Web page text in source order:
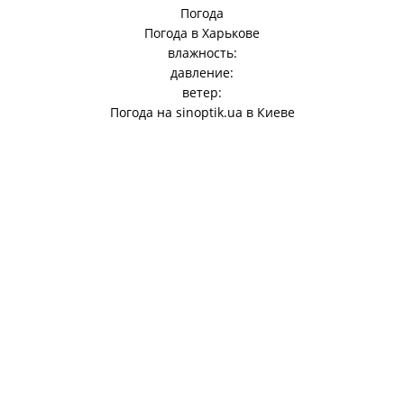
Погода
Погода в Харькове
влажность:
давление:
ветер:
Погода на sinoptik.ua в Киеве